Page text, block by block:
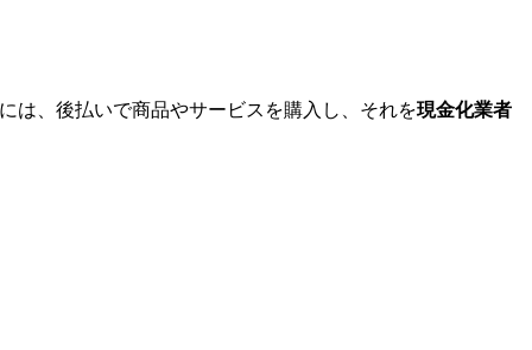
は、後払いで商品やサービスを購入し、それを現金化業者